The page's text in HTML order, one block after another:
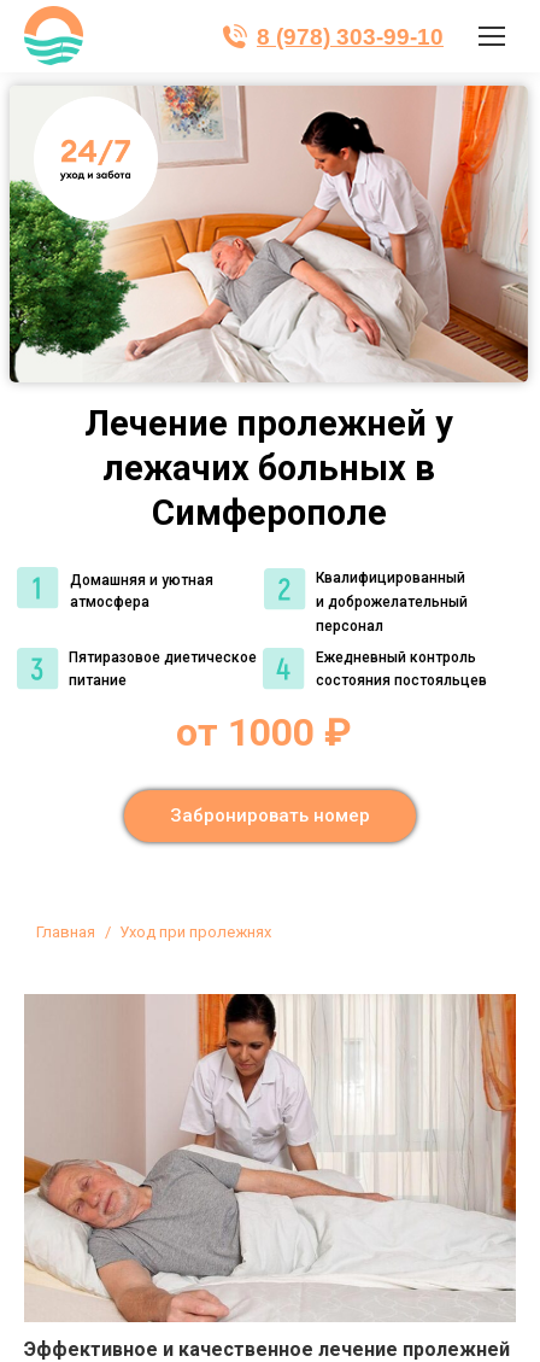
8 (978) 303-99-10
Лечение пролежней у
лежачих больных в
Симферополе
Домашняя и уютная
атмосфера
Ежедневный контроль
состояния постояльцев
Квалифицированный
и доброжелательный
персонал
Пятиразовое диетическое
питание
Забронировать номер
от 1000 ₽
Вы здесь:
Главная Уход при пролежнях
Эффективное и качественное лечение пролежней